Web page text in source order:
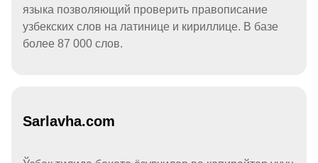
языка позволяющий проверить правописание
узбекских слов на латинице и кириллице. В базе
более 87 000 слов.
Sarlavha.com